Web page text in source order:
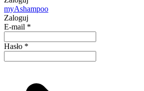
myAshampoo
Zaloguj
E-mail *
Hasło *